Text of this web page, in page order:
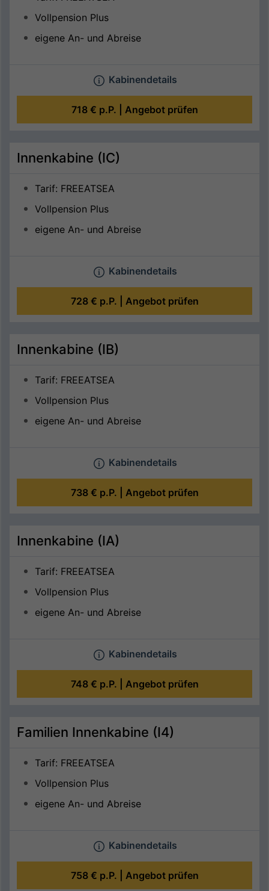
Vollpension Plus
eigene An- und Abreise
Kabinendetails
718 € p.P. | Angebot prüfen
Innenkabine (IC)
Tarif: FREEATSEA
Vollpension Plus
eigene An- und Abreise
Kabinendetails
728 € p.P. | Angebot prüfen
Innenkabine (IB)
Tarif: FREEATSEA
Vollpension Plus
eigene An- und Abreise
Kabinendetails
738 € p.P. | Angebot prüfen
Innenkabine (IA)
Tarif: FREEATSEA
Vollpension Plus
eigene An- und Abreise
Kabinendetails
748 € p.P. | Angebot prüfen
Familien Innenkabine (I4)
Tarif: FREEATSEA
Vollpension Plus
eigene An- und Abreise
Kabinendetails
758 € p.P. | Angebot prüfen